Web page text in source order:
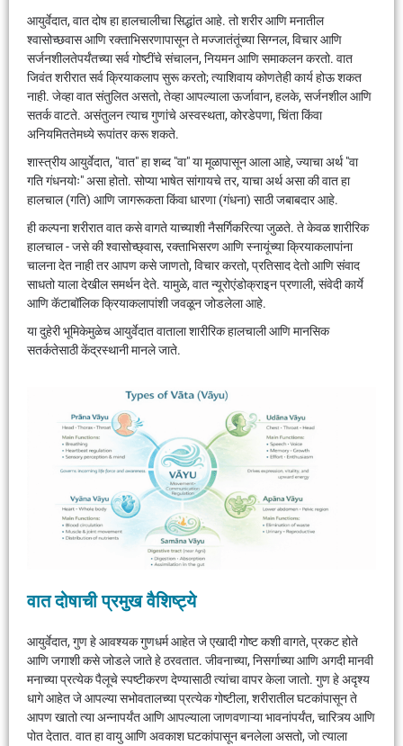
आयुर्वेदात, वात दोष हा हालचालीचा सिद्धांत आहे. तो शरीर आणि मनातील
श्वासोच्छवास आणि रक्ताभिसरणापासून ते मज्जातंतूंच्या सिग्नल, विचार आणि
सर्जनशीलतेपर्यंतच्या सर्व गोष्टींचे संचालन, नियमन आणि समाकलन करतो. वात
जिवंत शरीरात सर्व क्रियाकलाप सुरू करतो; त्याशिवाय कोणतेही कार्य होऊ शकत
नाही. जेव्हा वात संतुलित असतो, तेव्हा आपल्याला ऊर्जावान, हलके, सर्जनशील आणि
सतर्क वाटते. असंतुलन त्याच गुणांचे अस्वस्थता, कोरडेपणा, चिंता किंवा
अनियमिततेमध्ये रूपांतर करू शकते.
शास्त्रीय आयुर्वेदात, "वात" हा शब्द "वा" या मूळापासून आला आहे, ज्याचा अर्थ "वा
गति गंधनयोः" असा होतो. सोप्या भाषेत सांगायचे तर, याचा अर्थ असा की वात हा
हालचाल (गति) आणि जागरूकता किंवा धारणा (गंधना) साठी जबाबदार आहे.
ही कल्पना शरीरात वात कसे वागते याच्याशी नैसर्गिकरित्या जुळते. ते केवळ शारीरिक
हालचाल - जसे की श्वासोच्छ्वास, रक्ताभिसरण आणि स्नायूंच्या क्रियाकलापांना
चालना देत नाही तर आपण कसे जाणतो, विचार करतो, प्रतिसाद देतो आणि संवाद
साधतो याला देखील समर्थन देते. यामुळे, वात न्यूरोएंडोक्राइन प्रणाली, संवेदी कार्ये
आणि कॅटाबॉलिक क्रियाकलापांशी जवळून जोडलेला आहे.
या दुहेरी भूमिकेमुळेच आयुर्वेदात वाताला शारीरिक हालचाली आणि मानसिक
सतर्कतेसाठी केंद्रस्थानी मानले जाते.
वात दोषाची प्रमुख वैशिष्ट्ये
आयुर्वेदात, गुण हे आवश्यक गुणधर्म आहेत जे एखादी गोष्ट कशी वागते, प्रकट होते
आणि जगाशी कसे जोडले जाते हे ठरवतात. जीवनाच्या, निसर्गाच्या आणि अगदी मानवी
मनाच्या प्रत्येक पैलूचे स्पष्टीकरण देण्यासाठी त्यांचा वापर केला जातो. गुण हे अदृश्य
धागे आहेत जे आपल्या सभोवतालच्या प्रत्येक गोष्टीला, शरीरातील घटकांपासून ते
आपण खातो त्या अन्नापर्यंत आणि आपल्याला जाणवणाऱ्या भावनांपर्यंत, चारित्र्य आणि
पोत देतात. वात हा वायु आणि अवकाश घटकांपासून बनलेला असतो, जो त्याला